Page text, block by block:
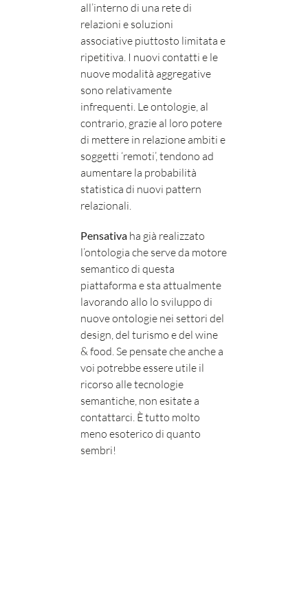
all’interno di una rete di
relazioni e soluzioni
associative piuttosto limitata e
ripetitiva. I nuovi contatti e le
nuove modalità aggregative
sono relativamente
infrequenti. Le ontologie, al
contrario, grazie al loro potere
di mettere in relazione ambiti e
soggetti ‘remoti’, tendono ad
aumentare la probabilità
statistica di nuovi pattern
relazionali.
Pensativa ha già realizzato
l’ontologia che serve da motore
semantico di questa
piattaforma e sta attualmente
lavorando allo lo sviluppo di
nuove ontologie nei settori del
design, del turismo e del wine
& food. Se pensate che anche a
voi potrebbe essere utile il
ricorso alle tecnologie
semantiche, non esitate a
contattarci. È tutto molto
meno esoterico di quanto
sembri!